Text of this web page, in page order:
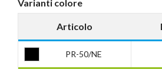
Varianti colore
Articolo
PR-50/NE